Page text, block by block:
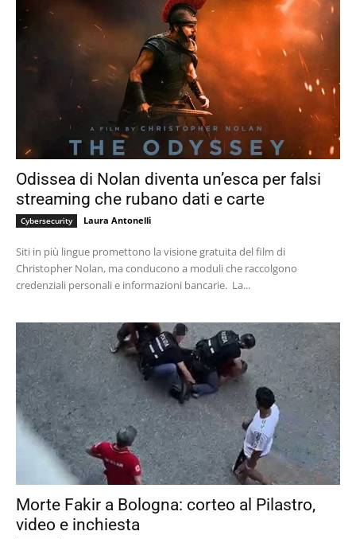
Odissea di Nolan diventa un’esca per falsi
streaming che rubano dati e carte
Cybersecurity Laura Antonelli
Siti in più lingue promettono la visione gratuita del film di
Christopher Nolan, ma conducono a moduli che raccolgono
credenziali personali e informazioni bancarie. La...
Morte Fakir a Bologna: corteo al Pilastro,
video e inchiesta